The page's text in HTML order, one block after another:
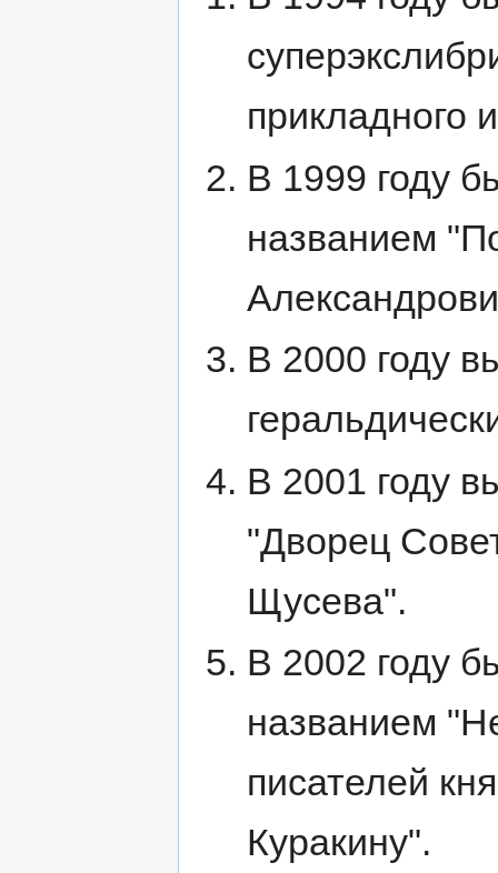
прикладного
В 1999 году
названием
В 2000 году
В 2001 году
"Дворец
Щусева".
В 2002 году
названием
писателей
Куракину".